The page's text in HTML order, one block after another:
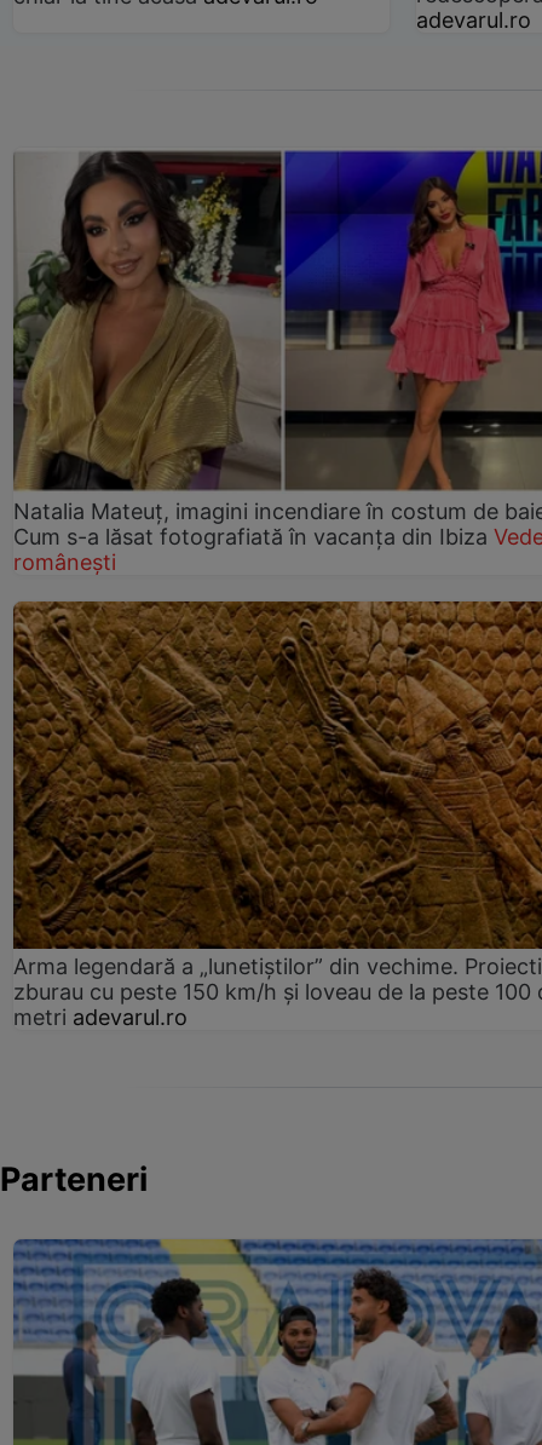
adevarul.ro
Natalia Mateuț, imagini incendiare în costum de
Cum s-a lăsat fotografiată în vacanța din Ibiza
românești
Arma legendară a „lunetiștilor” din vechime.
zburau cu peste 150 km/h și loveau de la peste 100
metri adevarul.ro
Parteneri